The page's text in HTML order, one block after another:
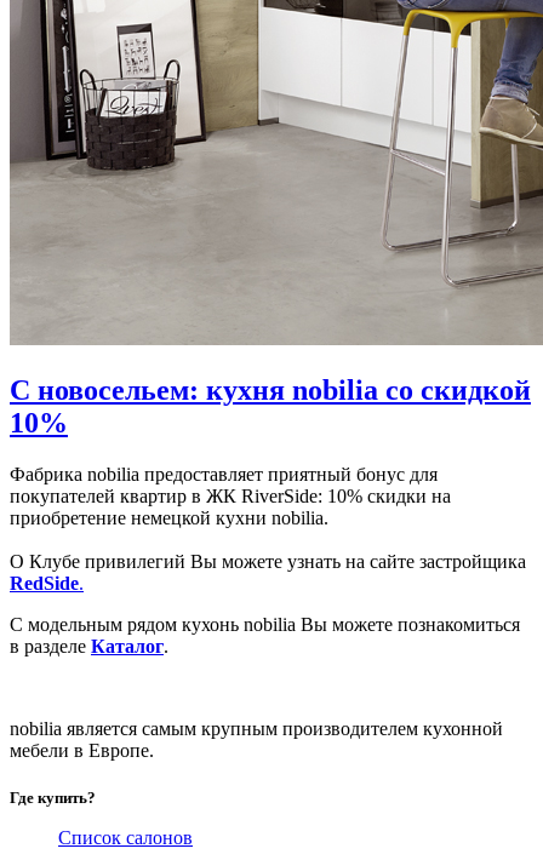
С новосельем: кухня nobilia со скидкой
10%
Фабрика nobilia предоставляет приятный бонус для
покупателей квартир в ЖК RiverSide: 10% скидки на
приобретение немецкой кухни nobilia.
О Клубе привилегий Вы можете узнать на сайте застройщика
RedSide.
С модельным рядом кухонь nobilia Вы можете познакомиться
в разделе Каталог.
nobilia является самым крупным производителем кухонной
мебели в Европе.
Где купить?
Список салонов